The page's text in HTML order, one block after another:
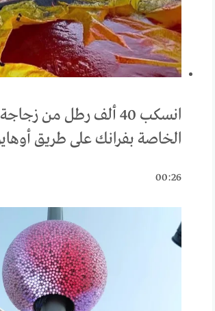
الخاصة بفرانك على طريق
00:26